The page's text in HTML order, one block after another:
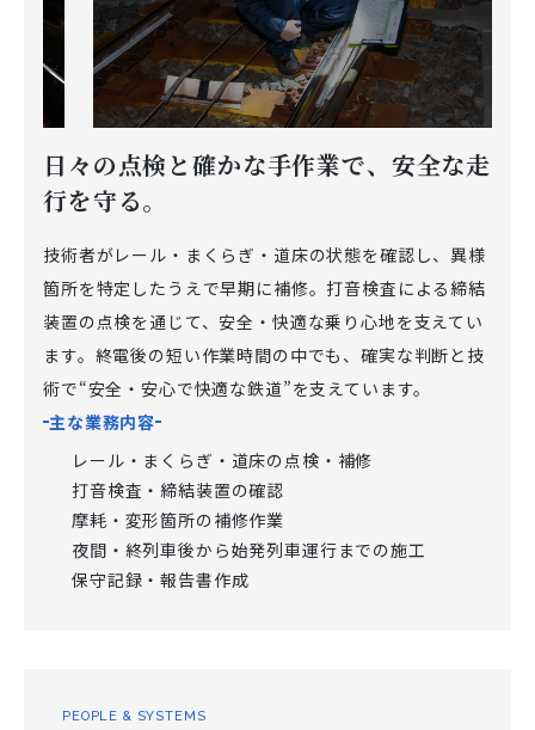
…
日々の点検と確かな手作業で、安全な走
行を守る。
技術者がレール・まくらぎ・道床の状態を確認し、異様
箇所を特定したうえで早期に補修。打音検査による締結
装置の点検を通じて、安全・快適な乗り心地を支えてい
ます。終電後の短い作業時間の中でも、確実な判断と技
術で“安全・安心で快適な鉄道”を支えています。
主な業務内容
レール・まくらぎ・道床の点検・補修
打音検査・締結装置の確認
摩耗・変形箇所の補修作業
夜間・終列車後から始発列車運行までの施工
保守記録・報告書作成
PEOPLE & SYSTEMS